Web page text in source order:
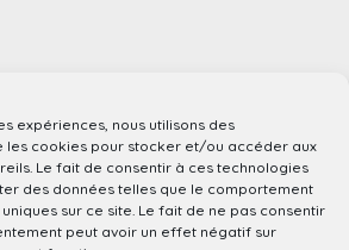
expériences, nous utilisons des
les cookies pour stocker et/ou accéder aux
Le fait de consentir à ces technologies
des données telles que le comportement
sur ce site. Le fait de ne pas consentir
peut avoir un effet négatif sur
de Flandres,
Église,